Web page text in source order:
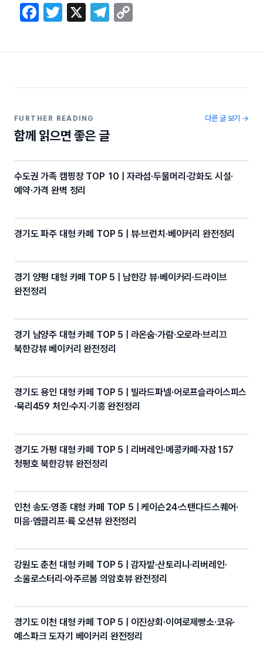
F
c
b
o
k
T
itt
X
T
e
a
p
Li
FURTHER READING
함께 읽으면 좋은 글
다른 글 보기 →
수도권 가족 캠핑장 TOP 10 | 자라섬·두물머리·강화도 시설·
예약·가격 완벽 정리
경기도 파주 대형 카페 TOP 5 | 뷰·브런치·베이커리 완전정리
경기 양평 대형 카페 TOP 5 | 남한강 뷰·베이커리·드라이브
완전정리
경기 남양주 대형 카페 TOP 5 | 라온숨·가람·오로라·브리끄
북한강뷰 베이커리 완전정리
경기도 용인 대형 카페 TOP 5 | 빌라드파넬·어로프슬라이스피스
·묵리459 처인·수지·기흥 완전정리
경기도 가평 대형 카페 TOP 5 | 리버레인·메콩카페·자잠157
청평호 북한강뷰 완전정리
인천 송도·영종 대형 카페 TOP 5 | 케이슨24·스탠다드스퀘어·
미음·엠클리프·륙 오션뷰 완전정리
강원도 춘천 대형 카페 TOP 5 | 감자밭·산토리니·리버레인·
소울로스터리·아주르봄 의암호뷰 완전정리
경기도 이천 대형 카페 TOP 5 | 이진상회·이여로제빵소·코유·
예스파크 도자기 베이커리 완전정리